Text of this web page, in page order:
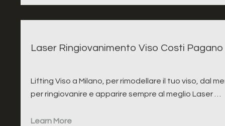
Laser Ringiovanimento Viso Costi
Lifting Viso a Milano, per rimodellare il tuo viso, dal
per ringiovanire e apparire sempre al meglio Laser …
Learn More